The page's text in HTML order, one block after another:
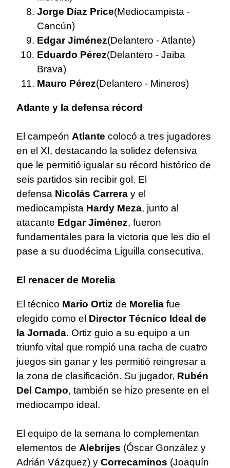
Jorge Díaz Price(Mediocampista -
Cancún)
Edgar Jiménez(Delantero - Atlante)
Eduardo Pérez(Delantero - Jaiba
Brava)
Mauro Pérez(Delantero - Mineros)
Atlante y la defensa récord
El campeón Atlante colocó a tres jugadores
en el XI, destacando la solidez defensiva
que le permitió igualar su récord histórico de
seis partidos sin recibir gol. El
defensa Nicolás Carrera y el
mediocampista Hardy Meza, junto al
atacante Edgar Jiménez, fueron
fundamentales para la victoria que les dio el
pase a su duodécima Liguilla consecutiva.
El renacer de Morelia
El técnico Mario Ortiz de Morelia fue
elegido como el Director Técnico Ideal de
la Jornada. Ortiz guio a su equipo a un
triunfo vital que rompió una racha de cuatro
juegos sin ganar y les permitió reingresar a
la zona de clasificación. Su jugador, Rubén
Del Campo, también se hizo presente en el
mediocampo ideal.
El equipo de la semana lo complementan
elementos de Alebrijes (Óscar González y
Adrián Vázquez) y Correcaminos (Joaquín